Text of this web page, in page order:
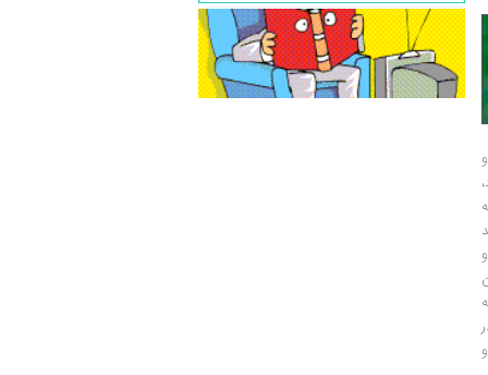
شدم. بچه‌های امروز نمی‌توانند درک
را پرسید و توی کتابش نوشت: «برای
باید قرآن را بداند، حدیث
کتاب کسانی هستند که از هنرستان تو
و شاعر را انتخاب می‌کند... نوشتن یک
نویسنده چیزی جز تجربه‌های زیسته‌اش برای
جدای از آنچه مستقیما به تجربه‌های
هستند. باورتان نمی‌شود که کلی از
مسجدسلیمان خواهم نوشت... در جامعه‌ای
حرف‌ها سیاسی می‌شوند یا انگ سیاسی